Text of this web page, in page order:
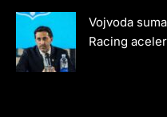
Vojvoda
Racing